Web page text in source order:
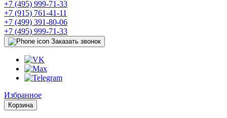
+7 (495) 999-71-33
+7 (915) 761-41-11
+7 (499) 391-80-06
+7 (495) 999-71-33
Заказать звонок
Избранное
Корзина